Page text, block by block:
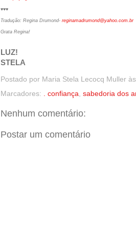
♥♥♥
Tradução: Regina Drumond- reginamadrumond@yahoo.com.br
Grata Regina!
LUZ!
STELA
Postado por Maria Stela Lecocq Muller
Marcadores:
. confiança sabedoria dos
Nenhum comentário:
Postar um comentário